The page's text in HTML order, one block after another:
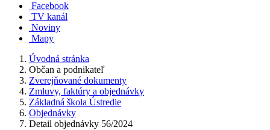
Facebook
TV kanál
Noviny
Mapy
Úvodná stránka
Občan a podnikateľ
Zverejňované dokumenty
Zmluvy, faktúry a objednávky
Základná škola Ústredie
Objednávky
Detail objednávky 56/2024